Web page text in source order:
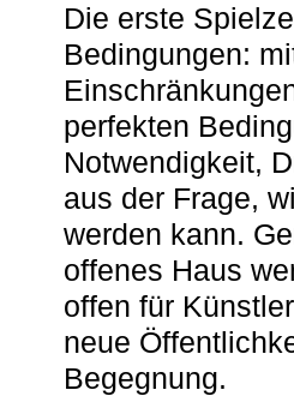
Die erste
Bedingungen:
perfekten
Notwendigkeit,
aus der Frage,
werden kann.
offenes Haus
offen für
neue
Begegnung.